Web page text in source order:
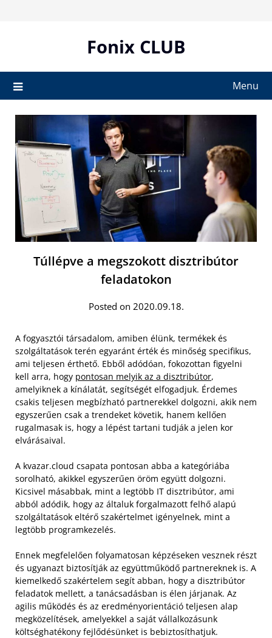
Fonix CLUB
Menu
Túllépve a megszokott disztribútor
feladatokon
Posted on 2020.09.18.
A fogyasztói társadalom, amiben élünk, termékek és
szolgáltatások terén egyaránt érték és minőség specifikus,
ami teljesen érthető. Ebből adódóan, fokozottan figyelni
kell arra, hogy pontosan melyik az a disztribútor,
amelyiknek a kínálatát, segítségét elfogadjuk. Érdemes
csakis teljesen megbízható partnerekkel dolgozni, akik nem
egyszerűen csak a trendeket követik, hanem kellően
rugalmasak is, hogy a lépést tartani tudják a jelen kor
elvárásaival.
A kvazar.cloud csapata pontosan abba a kategóriába
sorolható, akikkel egyszerűen öröm együtt dolgozni.
Kicsivel másabbak, mint a legtöbb IT disztribútor, ami
abból adódik, hogy az általuk forgalmazott felhő alapú
szolgáltatások eltérő szakértelmet igényelnek, mint a
legtöbb programkezelés.
Ennek megfelelően folyamatosan képzéseken vesznek részt
és ugyanazt biztosítják az együttműködő partnereknek is. A
kiemelkedő szakértelem segít abban, hogy a disztribútor
feladatok mellett, a tanácsadásban is élen járjanak. Az
agilis működés és az eredményorientáció teljesen alap
megközelítések, amelyekkel a saját vállalkozásunk
költséghatékony fejlődésünket is bebiztosíthatjuk.